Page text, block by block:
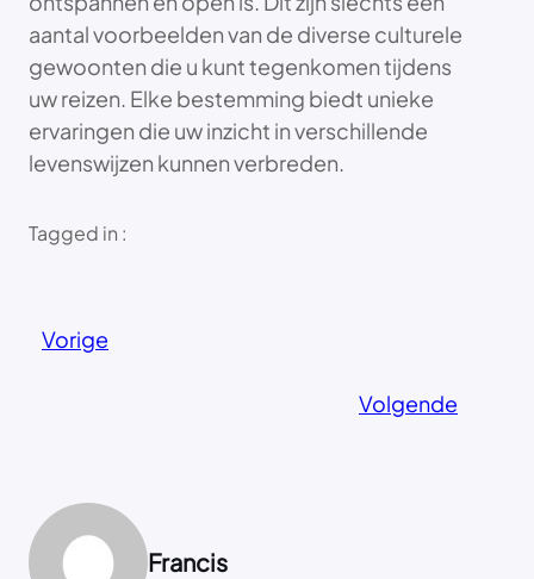
aantal voorbeelden van de diverse culturele
gewoonten die u kunt tegenkomen tijdens
uw reizen. Elke bestemming biedt unieke
ervaringen die uw inzicht in verschillende
levenswijzen kunnen verbreden.
Tagged in :
Vorige
Volgende
Francis